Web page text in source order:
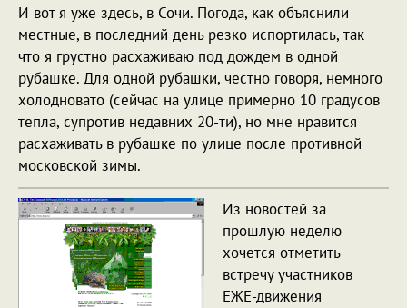
И вот я уже здесь, в Сочи. Погода, как объяснили
местные, в последний день резко испортилась, так
что я грустно расхаживаю под дождем в одной
рубашке. Для одной рубашки, честно говоря, немного
холодновато (сейчас на улице примерно 10 градусов
тепла, супротив недавних 20-ти), но мне нравится
расхаживать в рубашке по улице после противной
московской зимы.
Из новостей за
прошлую неделю
хочется отметить
встречу участников
ЕЖЕ-движения